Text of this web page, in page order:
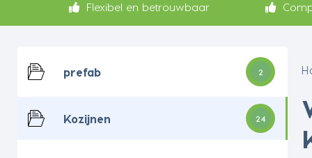
Flexibel en betrouwbaar
prefab 2
Kozijnen 24